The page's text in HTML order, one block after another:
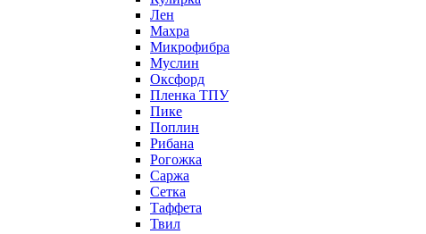
Лен
Махра
Микрофибра
Муслин
Оксфорд
Пленка ТПУ
Пике
Поплин
Рибана
Рогожка
Саржа
Сетка
Таффета
Твил